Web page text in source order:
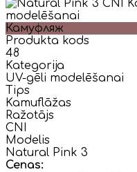
Камуфляж
Produkta kods
48
Kategorija
UV-gēli modelēšanai
Tips
Kamuflāžas
Ražotājs
CNI
Modelis
Natural Pink 3
Cenas: